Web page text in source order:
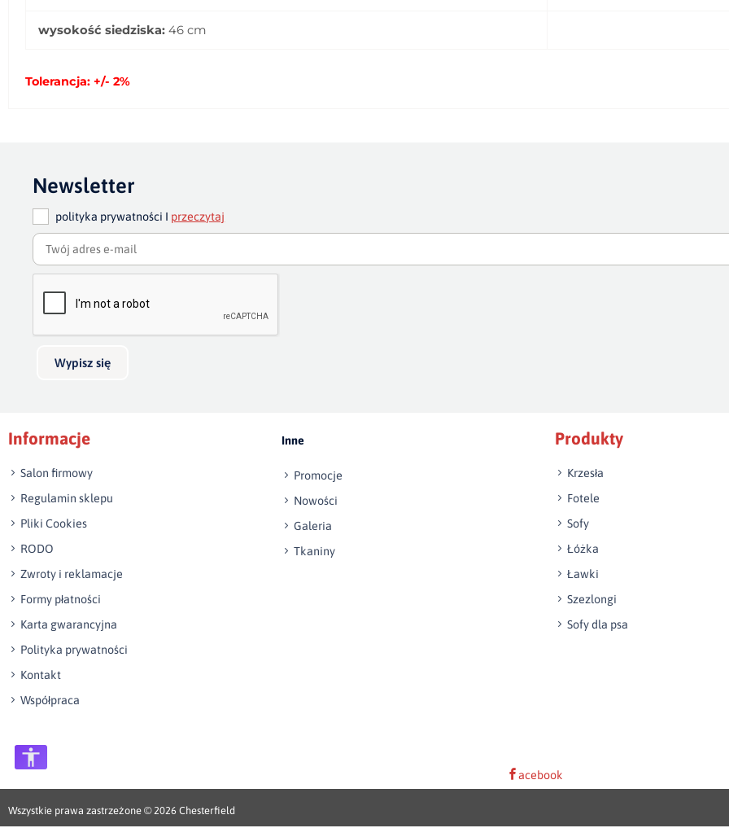
wysokość siedziska: 46 cm
Tolerancja: +/- 2%
Newsletter
polityka prywatności I przeczytaj
Wypisz się
Informacje
Salon firmowy
Regulamin sklepu
Pliki Cookies
RODO
Zwroty i reklamacje
Formy płatności
Karta gwarancyjna
Polityka prywatności
Kontakt
Współpraca
Inne
Promocje
Nowości
Galeria
Tkaniny
Produkty
Krzesła
Fotele
Sofy
Łóżka
Ławki
Szezlongi
Sofy dla psa
acebook
Wszystkie prawa zastrzeżone © 2026 Chesterfield